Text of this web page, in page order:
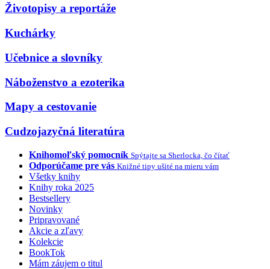
Životopisy a reportáže
Kuchárky
Učebnice a slovníky
Náboženstvo a ezoterika
Mapy a cestovanie
Cudzojazyčná literatúra
Knihomoľský pomocník Spýtajte sa Sherlocka, čo čítať
Odporúčame pre vás Knižné tipy ušité na mieru vám
Všetky knihy
Knihy roka 2025
Bestsellery
Novinky
Pripravované
Akcie a zľavy
Kolekcie
BookTok
Mám záujem o titul